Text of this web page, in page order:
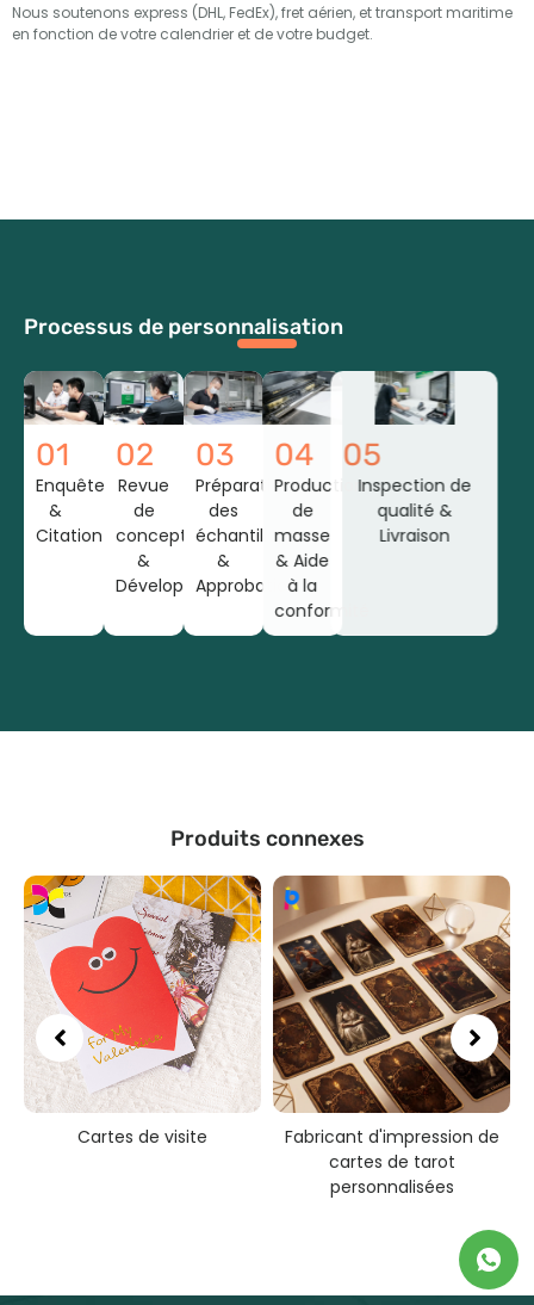
Nous soutenons express (DHL, FedEx), fret aérien, et transport maritime
en fonction de votre calendrier et de votre budget.
Processus de personnalisation
01
Enquête
&
Citation
02
Revue
de
conception
&
Développement
03
Préparation
des
échantillons
&
Approbation
04
Production
de
masse
& Aide
à la
conformité
05
Inspection de
qualité &
Livraison
Produits connexes
Fabricant d'impression de
Impression de cartes
personnalisées
verso